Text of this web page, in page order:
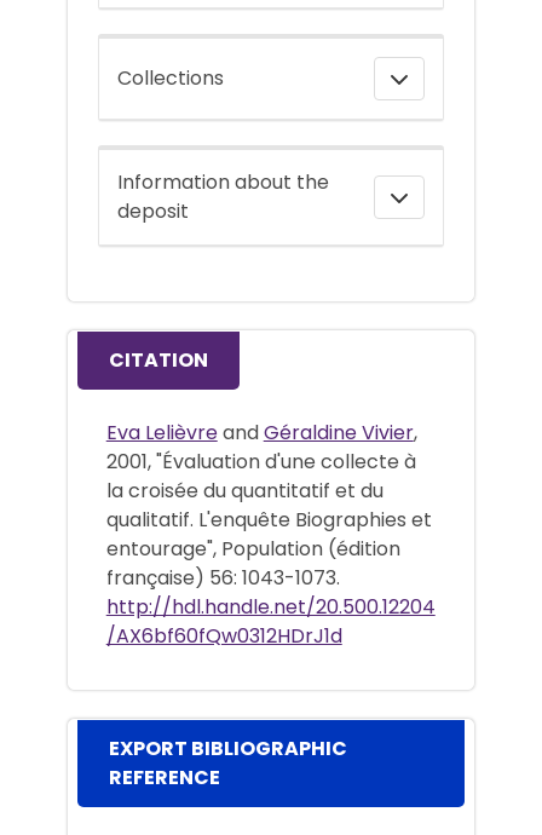
Collections
Information about the
deposit
CITATION
Eva LelièvreandGéraldine Vivier,
2001, "Évaluation d'une collecte à
la croisée du quantitatif et du
qualitatif. L'enquête Biographies et
entourage", Population (édition
française) 56: 1043-1073.
http://hdl.handle.net/20.500.12204
/AX6bf60fQw0312HDrJ1d
EXPORT BIBLIOGRAPHIC
REFERENCE